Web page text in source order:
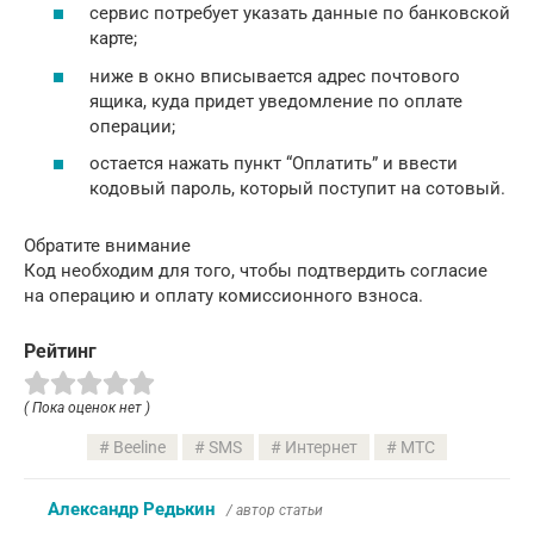
сервис потребует указать данные по банковской
карте;
ниже в окно вписывается адрес почтового
ящика, куда придет уведомление по оплате
операции;
остается нажать пункт “Оплатить” и ввести
кодовый пароль, который поступит на сотовый.
Обратите внимание
Код необходим для того, чтобы подтвердить согласие
на операцию и оплату комиссионного взноса.
Рейтинг
( Пока оценок нет )
Beeline SMS Интернет МТС
Александр Редькин / автор статьи